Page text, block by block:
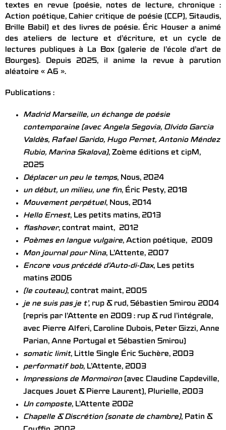
textes en revue (poésie, notes de lecture, chronique :
Action poétique, Cahier critique de poésie (CCP), Sitaudis,
Brille Babil) et des livres de poésie. Éric Houser a animé
des ateliers de lecture et d’écriture, et un cycle de
lectures publiques à La Box (galerie de l’école d’art de
Bourges). Depuis 2025, il anime la revue à parution
aléatoire « A6 ».
Publications :
Madrid Marseille, un échange de poésie
contemporaine (avec Angela Segovia, Olvido Garcia
Valdès, Rafael Garido, Hugo Pernet, Antonio Méndez
Rubio, Marina Skalova), Zoème éditions et cipM,
2025
Déplacer un peu le temps, Nous, 2024
un début, un milieu, une fin, Éric Pesty, 2018
Mouvement perpétuel, Nous, 2014
Hello Ernest, Les petits matins, 2013
flashover, contrat maint, 2012
Poèmes en langue vulgaire, Action poétique, 2009
Mon journal pour Nina, L’Attente, 2007
Encore vous précédé d’Auto-di-Dax, Les petits
matins 2006
(le couteau), contrat maint, 2005
je ne suis pas je t’, rup & rud, Sébastien Smirou 2004
(repris par l’Attente en 2009 : rup & rud l’intégrale,
avec Pierre Alferi, Caroline Dubois, Peter Gizzi, Anne
Parian, Anne Portugal et Sébastien Smirou)
somatic limit, Little Single Éric Suchère, 2003
performatif bob, L’Attente, 2003
Impressions de Mormoiron(avec Claudine Capdeville,
Jacques Jouet & Pierre Laurent), Plurielle, 2003
Un composte, L’Attente 2002
Chapelle & Discrétion (sonate de chambre), Patin &